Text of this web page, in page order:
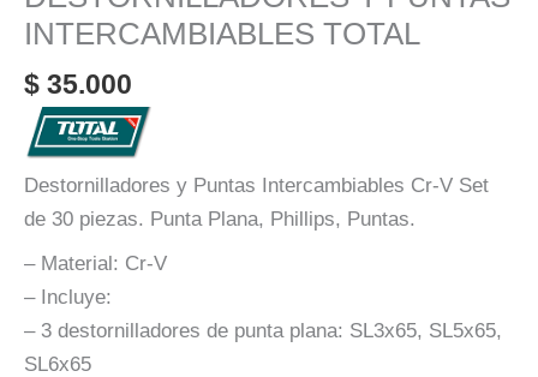
INTERCAMBIABLES TOTAL
$ 35.000
Destornilladores y Puntas Intercambiables Cr-V Set
de 30 piezas. Punta Plana, Phillips, Puntas.
– Material: Cr-V
– Incluye:
– 3 destornilladores de punta plana: SL3x65, SL5x65,
SL6x65